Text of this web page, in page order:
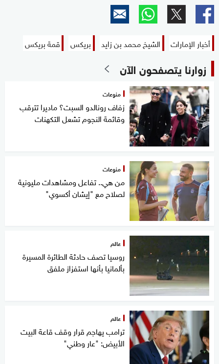
أخبار الإمارات الشيخ محمد بن زايد بريكس قمة بريكس
زوارنا يتصفحون الآن
منوعات
زفاف رونالدو السبت؟ ماديرا تترقب
وقائمة النجوم تشعل التكهنات
منوعات
من هي.. تفاعل ومشاهدات مليونية
لصلاح مع "إيشان أكسوي"
عالم
روسيا تصف حادثة الطائرة المسيرة
بألمانيا بأنها استفزاز ملفق
عالم
ترامب يهاجم قرار وقف قاعة البيت
الأبيض: "عار وطني"